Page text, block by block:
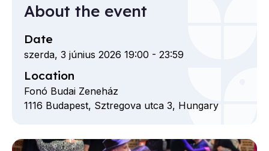
About the event
Date
szerda, 3 június 2026 19:00 - 23:59
Location
Fonó Budai Zeneház
1116 Budapest, Sztregova utca 3, Hungary